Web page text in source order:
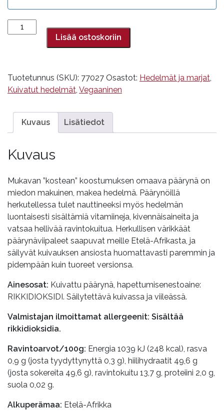
Päärynä
määrä
Lisää ostoskoriin
Tuotetunnus (SKU): 77027 Osastot: Hedelmät ja marjat
Kuivatut hedelmät Vegaaninen
Kuvaus Lisätiedot
Kuvaus
Mukavan ”kostean” koostumuksen omaava päärynä on
miedon makuinen, makea hedelmä. Päärynöillä
herkutellessa tulet nauttineeksi myös hedelmän
luontaisesti sisältämiä vitamiineja, kivennäisaineita ja
vatsaa hellivää ravintokuitua. Herkullisen värikkäät
päärynäviipaleet saapuvat meille Etelä-Afrikasta, ja
säilyvät kuivauksen ansiosta huomattavasti paremmin ja
pidempään kuin tuoreet versionsa.
Ainesosat: Kuivattu päärynä, hapettumisenestoaine:
RIKKIDIOKSIDI. Säilytettävä kuivassa ja viileässä.
Valmistajan ilmoittamat allergeenit: Sisältää
rikkidioksidia.
Ravintoarvot/100g: Energia 1039 kJ (248 kcal), rasva
0,9 g (josta tyydyttynyttä 0,3 g), hiilihydraatit 49,6 g
(josta sokereita 49,6 g), ravintokuitu 13,7 g, proteiini 2,0 g,
suola 0,02 g.
Alkuperämaa: Etelä-Afrikka